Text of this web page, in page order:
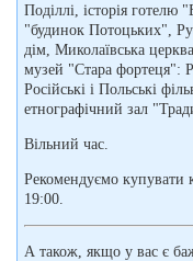
Поділлі, історія готелю
"будинок Потоцьких",
дім, Миколаївська
музей "Стара фортеця":
Російські і Польські
етнографічний зал
Вільний час.
Рекомендуємо купувати
19:00.
А також, якщо у вас є